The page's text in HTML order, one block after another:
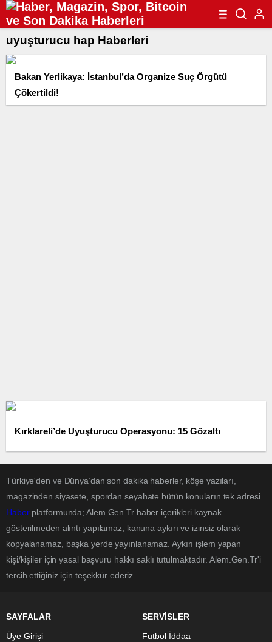
uyuşturucu hap Haberleri
Bakan Yerlikaya: İstanbul’da Organize Suç Örgütü
Çökertildi!
Kırklareli’de Uyuşturucu Operasyonu: 15 Gözaltı
Türkiye'den ve Dünya’dan son dakika haberler, köşe yazıları,
magazinden siyasete, spordan seyahate bütün konuların tek adresi
Haberplatformunda; Alem.Gen.Tr haber içerikleri kaynak
gösterilmeden alıntı yapılamaz, kanuna aykırı ve izinsiz olarak
kopyalanamaz, başka yerde yayınlanamaz. Aykırı işlem yapan
kişi/kişiler için yasal başvuru hakkı saklı tutulmaktadır. Alem.Gen.Tr'i
tercih ettiğiniz için teşekkür ederiz.
SAYFALAR
Üye Girişi
SERVİSLER
Futbol İddaa